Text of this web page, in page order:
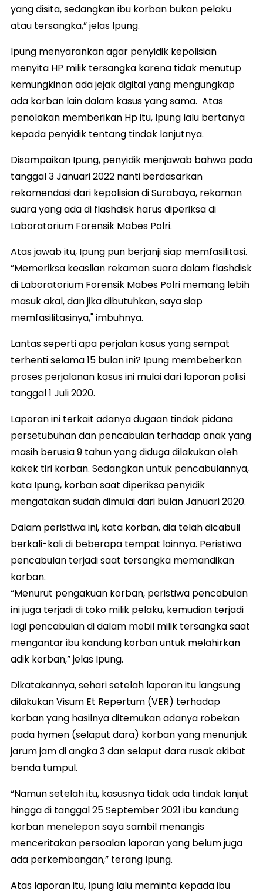
yang disita, sedangkan ibu korban bukan pelaku
atau tersangka,” jelas Ipung.
Ipung menyarankan agar penyidik kepolisian
menyita HP milik tersangka karena tidak menutup
kemungkinan ada jejak digital yang mengungkap
ada korban lain dalam kasus yang sama. Atas
penolakan memberikan Hp itu, Ipung lalu bertanya
kepada penyidik tentang tindak lanjutnya.
Disampaikan Ipung, penyidik menjawab bahwa pada
tanggal 3 Januari 2022 nanti berdasarkan
rekomendasi dari kepolisian di Surabaya, rekaman
suara yang ada di flashdisk harus diperiksa di
Laboratorium Forensik Mabes Polri.
Atas jawab itu, Ipung pun berjanji siap memfasilitasi.
”Memeriksa keaslian rekaman suara dalam flashdisk
di Laboratorium Forensik Mabes Polri memang lebih
masuk akal, dan jika dibutuhkan, saya siap
memfasilitasinya," imbuhnya.
Lantas seperti apa perjalan kasus yang sempat
terhenti selama 15 bulan ini? Ipung membeberkan
proses perjalanan kasus ini mulai dari laporan polisi
tanggal 1 Juli 2020.
Laporan ini terkait adanya dugaan tindak pidana
persetubuhan dan pencabulan terhadap anak yang
masih berusia 9 tahun yang diduga dilakukan oleh
kakek tiri korban. Sedangkan untuk pencabulannya,
kata Ipung, korban saat diperiksa penyidik
mengatakan sudah dimulai dari bulan Januari 2020.
Dalam peristiwa ini, kata korban, dia telah dicabuli
berkali-kali di beberapa tempat lainnya. Peristiwa
pencabulan terjadi saat tersangka memandikan
korban.
“Menurut pengakuan korban, peristiwa pencabulan
ini juga terjadi di toko milik pelaku, kemudian terjadi
lagi pencabulan di dalam mobil milik tersangka saat
mengantar ibu kandung korban untuk melahirkan
adik korban,” jelas Ipung.
Dikatakannya, sehari setelah laporan itu langsung
dilakukan Visum Et Repertum (VER) terhadap
korban yang hasilnya ditemukan adanya robekan
pada hymen (selaput dara) korban yang menunjuk
jarum jam di angka 3 dan selaput dara rusak akibat
benda tumpul.
“Namun setelah itu, kasusnya tidak ada tindak lanjut
hingga di tanggal 25 September 2021 ibu kandung
korban menelepon saya sambil menangis
menceritakan persoalan laporan yang belum juga
ada perkembangan,” terang Ipung.
Atas laporan itu, Ipung lalu meminta kepada ibu